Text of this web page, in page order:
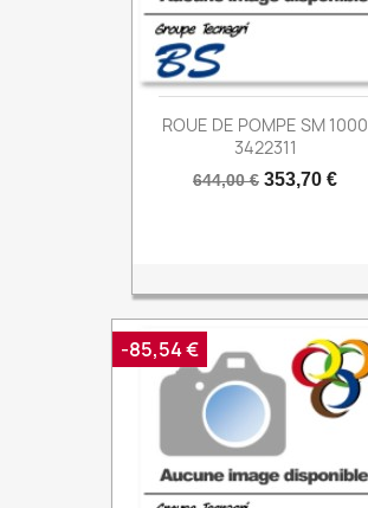
ROUE DE POMPE SM 1000
3422311
Prix
644,00 € Prix
353,70 €
-85,54 €